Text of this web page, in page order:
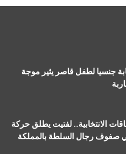
جنسيا لطفل قاصر يثير موجة
الانتخابية.. لفتيت يطلق حركة
صفوف رجال السلطة بالمملكة